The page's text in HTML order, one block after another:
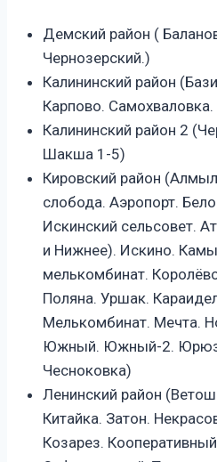
Демский район (
Чернозерский.)
Калининский район
Карпово.
Калининский район 2
Шакша 1-5)
Кировский район
слобода. Аэропорт.
Искинский сельсовет.
и Нижнее). Искино.
мелькомбинат.
Поляна. Уршак.
Мелькомбинат. Мечта.
Южный. Южный-2.
Чесноковка)
Ленинский район
Китайка. Затон.
Козарез.